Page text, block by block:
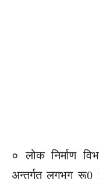
० लोक निर्माण
अन्तर्गत लगभग रू0